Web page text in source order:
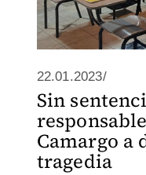
22.01.2023/
Sin
Camargo a
tragedia